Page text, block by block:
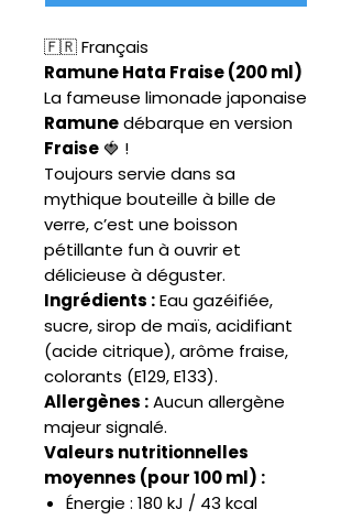
🇫🇷 Français
Ramune Hata Fraise (200 ml)
La fameuse limonade japonaise
Ramunedébarque en version
Fraise 🍓 !
Toujours servie dans sa
mythique bouteille à bille de
verre, c’est une boisson
pétillante fun à ouvrir et
délicieuse à déguster.
Ingrédients :Eau gazéifiée,
sucre, sirop de maïs, acidifiant
(acide citrique), arôme fraise,
colorants (E129, E133).
Allergènes :Aucun allergène
majeur signalé.
Valeurs nutritionnelles
moyennes (pour 100 ml) :
Énergie : 180 kJ / 43 kcal